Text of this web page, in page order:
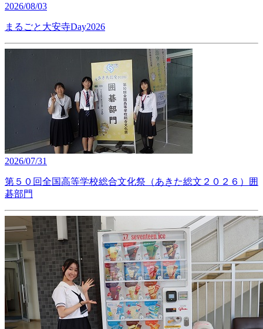
2026/08/03
まるごと大安寺Day2026
2026/07/31
第５０回全国高等学校総合文化祭（あきた総文２０２６）囲
碁部門